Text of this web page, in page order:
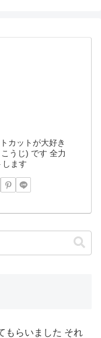
カットが大好き
うじ) です 全力
します
もらいました それ